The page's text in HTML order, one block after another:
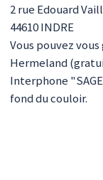
2 rue Edouard
44610INDRE
Vous pouvez
Hermeland
Interphone
fond du couloir.